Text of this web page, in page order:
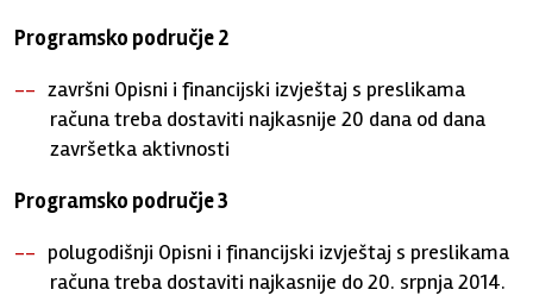
Programsko područje 2
završni Opisni i financijski izvještaj s preslikama
računa treba dostaviti najkasnije 20 dana od dana
završetka aktivnosti
Programsko područje 3
polugodišnji Opisni i financijski izvještaj s preslikama
računa treba dostaviti najkasnije do 20. srpnja 2014.